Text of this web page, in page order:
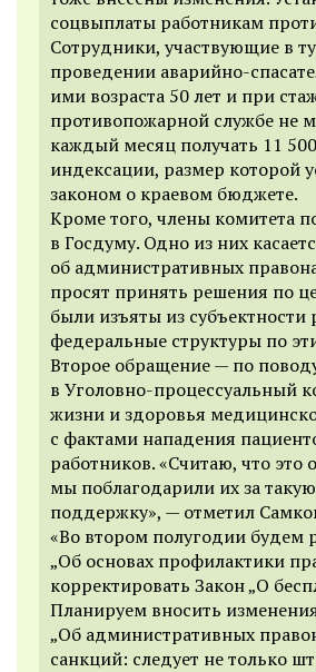
соцвыплаты работникам
Сотрудники, участвующие в
проведении аварийно-
ими возраста 50 лет и при
противопожарной службе не
каждый месяц получать 11
индексации, размер которой
законом о краевом бюджете.
Кроме того, члены комитета
в Госдуму. Одно из них
об административных
просят принять решения по
были изъяты из
федеральные структуры по
Второе обращение — по
в Уголовно-процессуальный
жизни и здоровья
с фактами нападения
работников. «Считаю, что
мы поблагодарили их за
поддержку», — отметил
«Во втором полугодии будем
„Об основах профилактики
корректировать Закон „О
Планируем вносить
„Об административных
санкций: следует не только